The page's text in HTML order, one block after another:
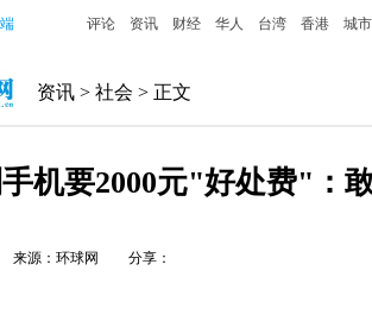
评论 资讯 财经 华人 台湾 香港 城市
资讯 > 社会 > 正文
机要2000元"好处费"：
来源：环球网 分享：